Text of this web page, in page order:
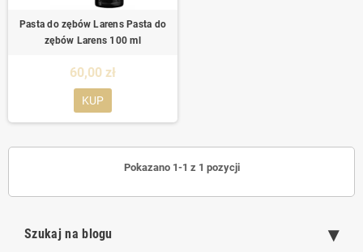
Szukaj na blogu
Pasta do zębów Larens Pasta do
zębów Larens 100 ml
60,00 zł
KUP
Pokazano 1-1 z 1 pozycji